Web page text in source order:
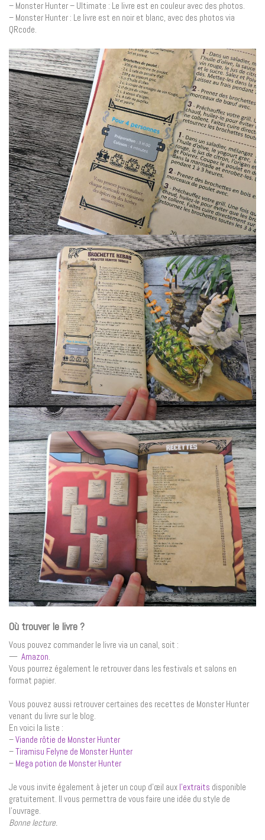
– Monster Hunter – Ultimate : Le livre est en couleur avec des photos.
– Monster Hunter : Le livre est en noir et blanc, avec des photos via
QRcode.
Où trouver le livre ?
Vous pouvez commander le livre via un canal, soit :
— Amazon.
Vous pourrez également le retrouver dans les festivals et salons en
format papier.
Vous pouvez aussi retrouver certaines des recettes de Monster Hunter
venant du livre sur le blog.
En voici la liste :
–Viande rôtie de Monster Hunter
–Tiramisu Felyne de Monster Hunter
– Mega potion de Monster Hunter
Je vous invite également à jeter un coup d’œil aux l’extraits disponible
gratuitement. Il vous permettra de vous faire une idée du style de
l’ouvrage.
Bonne lecture.